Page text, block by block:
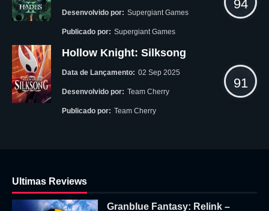
Desenvolvido por: Supergiant Games
Publicado por: Supergiant Games
94
Hollow Knight: Silksong
Data de Lançamento: 02 Sep 2025
Desenvolvido por: Team Cherry
Publicado por: Team Cherry
91
Ultimas Reviews
Granblue Fantasy: Relink –